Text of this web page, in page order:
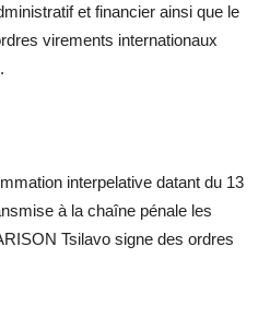
et financier ainsi que le
virements internationaux
interpelative datant du 13
à la chaîne pénale les
Tsilavo signe des ordres